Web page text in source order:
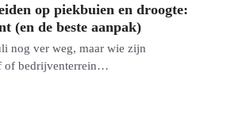
op piekbuien en droogte:
(en de beste aanpak)
nog ver weg, maar wie zijn
of bedrijventerrein…